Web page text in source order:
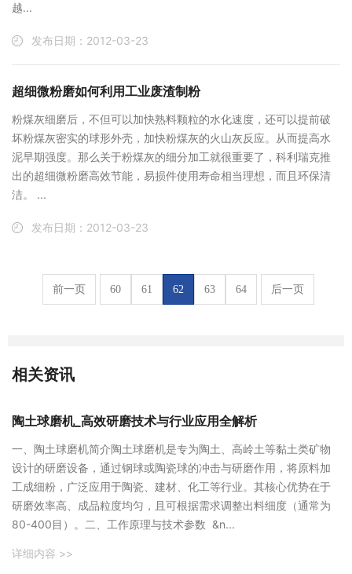
越...
发布日期：2012-03-23
超细微粉磨如何利用工业废渣制粉
粉煤灰细磨后，不但可以加快熟料颗粒的水化速度，还可以提前破
坏粉煤灰密实的球形外壳，加快粉煤灰的火山灰反应。从而提高水
泥早期强度。那么关于粉煤灰的细分加工就很重要了，科利瑞克推
出的超细微粉磨高效节能，易损件使用寿命相当理想，而且环保清
洁。 ...
发布日期：2012-03-23
前一页 60 61 62 63 64 后一页
相关资讯
陶土球磨机_高效研磨技术与行业应用全解析
一、陶土球磨机简介陶土球磨机是专为陶土、高岭土等黏土类矿物
设计的研磨设备，通过钢球或陶瓷球的冲击与研磨作用，将原料加
工成细粉，广泛应用于陶瓷、建材、化工等行业。其核心优势在于
研磨效率高、成品粒度均匀，且可根据需求调整出料细度（通常为
80-400目）。二、工作原理与技术参数 &n...
详细内容 >>